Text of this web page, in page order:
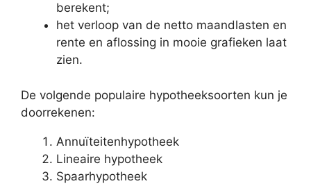
berekent;
het verloop van de netto maandlasten en
rente en aflossing in mooie grafieken laat
zien.
De volgende populaire hypotheeksoorten kun je
doorrekenen:
Annuïteitenhypotheek
Lineaire hypotheek
Spaarhypotheek